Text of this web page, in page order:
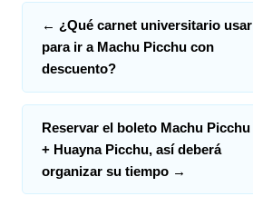
← ¿Qué carnet universitario usar
para ir a Machu Picchu con
descuento?
Reservar el boleto Machu Picchu
+ Huayna Picchu, así deberá
organizar su tiempo →